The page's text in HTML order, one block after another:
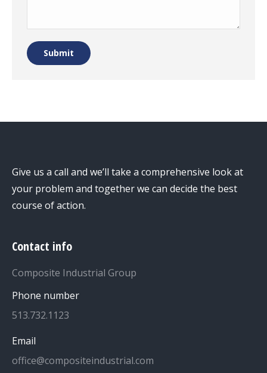
Submit
Give us a call and we’ll take a comprehensive look at
your problem and together we can decide the best
course of action.
Contact info
Composite Industrial Group
Phone number
513.732.1123
Email
office@compositeindustrial.com